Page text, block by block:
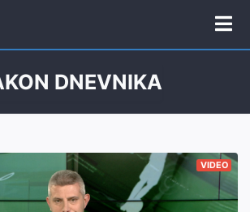
DNEVNIKA
VIDEO